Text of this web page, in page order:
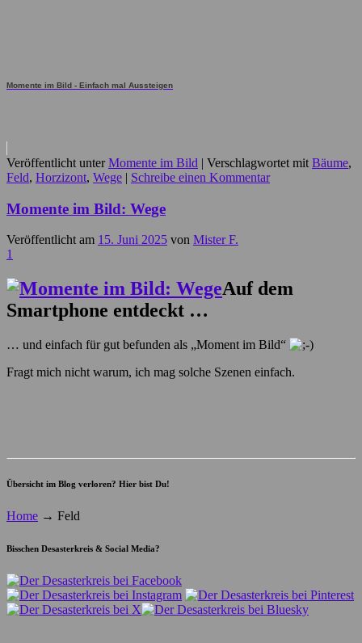
Momente im Bild - Einfach mal Aussteigen
Veröffentlicht unter Momente im Bild | Verschlagwortet mit Bäume,
Feld, Horzizont, Wege | Schreibe einen Kommentar
Momente im Bild: Wege
Veröffentlicht am 15. Juni 2025 von Mister F.
1
Auf dem
Smartphone entdeckt …
… und einfach für gut befunden als „Moment im Bild“
Fragt mich nicht warum, ich mag solche Szenen einfach.
Übersicht im Blog verloren? Hier bist Du!
Home → Feld
Bisschen Desasterkreis & Social Media?